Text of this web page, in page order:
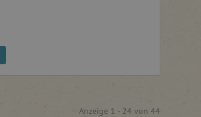
Anzeige 1 - 24 von 44